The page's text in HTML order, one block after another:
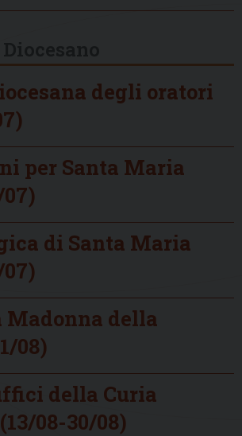
degli oratori
per Santa Maria
di Santa Maria
Madonna della
08)
della Curia
08-30/08)